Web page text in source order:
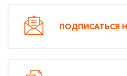
ПОДПИСАТЬСЯ